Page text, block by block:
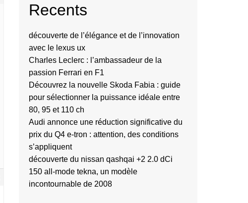
Recents
découverte de l’élégance et de l’innovation
avec le lexus ux
Charles Leclerc : l’ambassadeur de la
passion Ferrari en F1
Découvrez la nouvelle Skoda Fabia : guide
pour sélectionner la puissance idéale entre
80, 95 et 110 ch
Audi annonce une réduction significative du
prix du Q4 e-tron : attention, des conditions
s’appliquent
découverte du nissan qashqai +2 2.0 dCi
150 all-mode tekna, un modèle
incontournable de 2008